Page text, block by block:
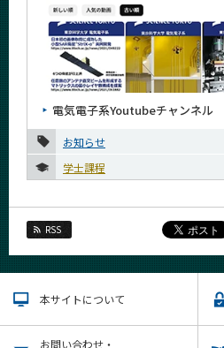
電気電子系Youtubeチャンネル
お知らせ
学士課程
RSS
本サイトについて
お問い合わせ・
11月
10月
8月
4月
3月
2024年
2023年
2022年